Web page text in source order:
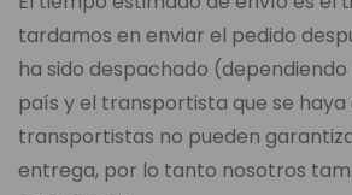
tardamos en enviar el pedido
ha sido despachado (dependiendo
país y el transportista que se haya
transportistas no pueden
entrega, por lo tanto nosotros